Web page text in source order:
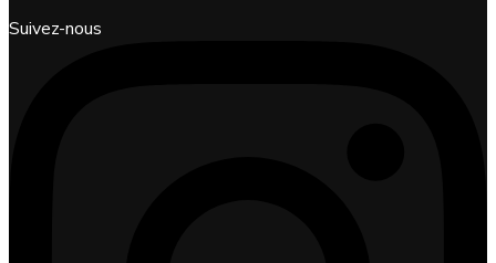
Suivez-nous